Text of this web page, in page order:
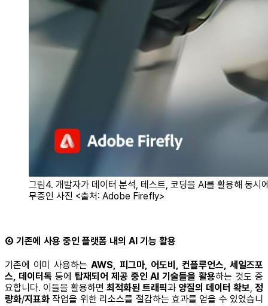
그림4. 개발자가 데이터 분석, 테스트, 코딩을 AI를 활용해 동시
무중인 사진 <출처: Adobe Firefly>
④ 기존에 사용 중인 플랫폼 내의 AI 기능 활용
기존에 이미 사용하는AWS, 피그마, 어도비, 컨플루언스, 세일즈포
스, 데이터독 등에 탑재되어 제공 중인 AI 기술들을 활용하는 것도 중
요합니다. 이들을 활용하면 최적화된 트래픽과 양질의 데이터 확보, 정
량화/지표화 작업을 위한 리소스를 절감하는 효과를 얻을 수 있었습니